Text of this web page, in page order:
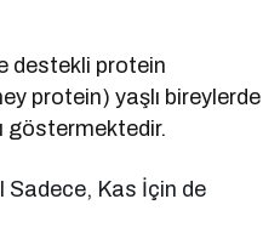
destekli protein
protein) yaşlı bireylerde
göstermektedir.
Sadece, Kas İçin de